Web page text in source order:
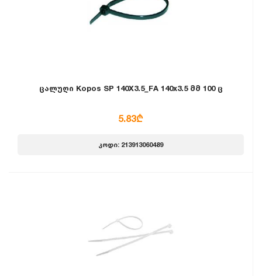
ცალუღი Kopos SP 140X3.5_FA 140x3.5 მმ 100 ც
5.83₾
კოდი: 213913060489